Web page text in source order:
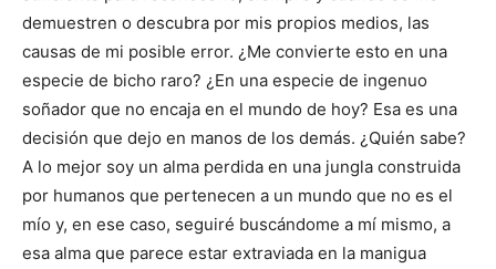
demuestren o descubra por mis propios medios, las
causas de mi posible error. ¿Me convierte esto en una
especie de bicho raro? ¿En una especie de ingenuo
soñador que no encaja en el mundo de hoy? Esa es una
decisión que dejo en manos de los demás. ¿Quién sabe?
A lo mejor soy un alma perdida en una jungla construida
por humanos que pertenecen a un mundo que no es el
mío y, en ese caso, seguiré buscándome a mí mismo, a
esa alma que parece estar extraviada en la manigua